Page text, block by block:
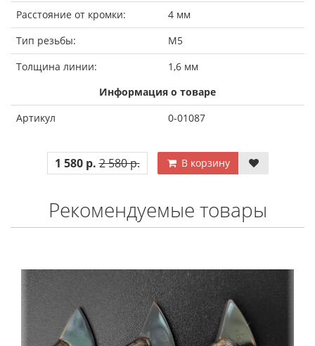
Расстояние от кромки:
4 мм
Тип резьбы:
М5
Толщина линии:
1,6 мм
Информация о товаре
Артикул
0-01087
1 580 р. 2 580 р. В корзину
Рекомендуемые товары